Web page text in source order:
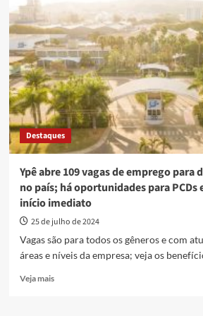
de
emprego
para
diversas
áreas
em
Goiânia
e
Anápolis
Destaques
Ypê abre 109 vagas de emprego para
no país; há oportunidades para PCDs
início imediato
25 de julho de 2024
Vagas são para todos os gêneros e com
áreas e níveis da empresa; veja os
Veja maisRead